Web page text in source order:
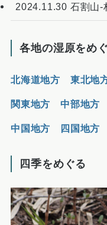
2024.11.30 石割山-
各地の湿原をめ
北海道地方 東北地
関東地方 中部地方
中国地方 四国地方
四季をめぐる